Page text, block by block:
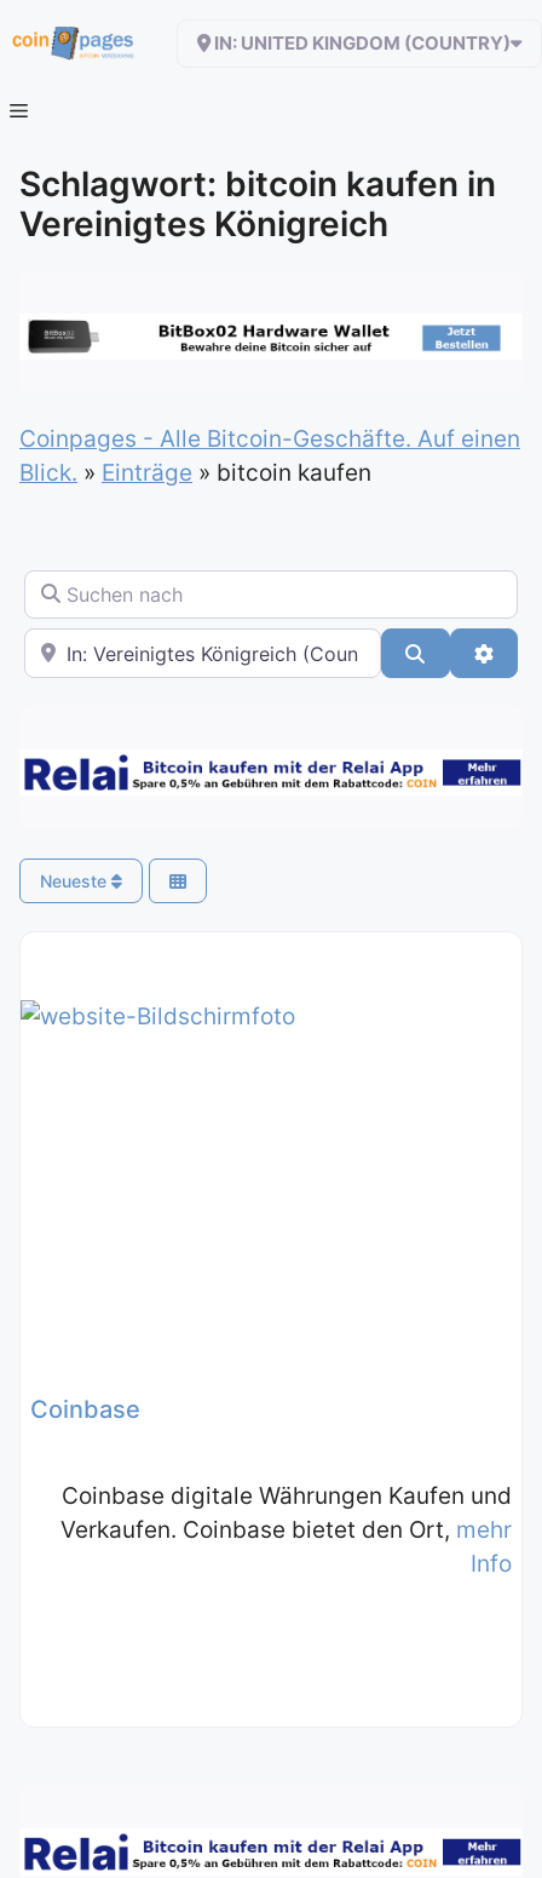
Inhalt
IN: UNITED KINGDOM (COUNTRY)
Schlagwort: bitcoin kaufen in
Vereinigtes Königreich
Coinpages - Alle Bitcoin-Geschäfte. Auf einen
Blick. » Einträge » bitcoin kaufen
Suchen nach
In der Nähe Suchen
Neueste
Coinbase
Coinbase digitale Währungen Kaufen und
Verkaufen. Coinbase bietet den Ort, mehr
Info